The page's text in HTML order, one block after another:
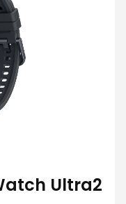
Ultra2